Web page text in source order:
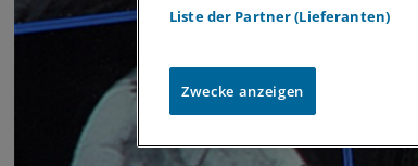
Liste der Partner (Lieferanten)
Zwecke anzeigen